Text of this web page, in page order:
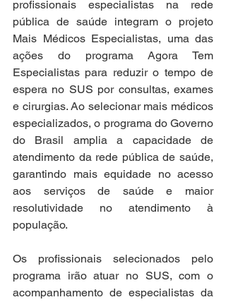
profissionais especialistas na rede
pública de saúde integram o projeto
Mais Médicos Especialistas, uma das
ações do programa Agora Tem
Especialistas para reduzir o tempo de
espera no SUS por consultas, exames
e cirurgias. Ao selecionar mais médicos
especializados, o programa do Governo
do Brasil amplia a capacidade de
atendimento da rede pública de saúde,
garantindo mais equidade no acesso
aos serviços de saúde e maior
resolutividade no atendimento à
população.
Os profissionais selecionados pelo
programa irão atuar no SUS, com o
acompanhamento de especialistas da